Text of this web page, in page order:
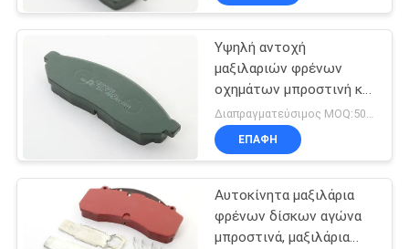
Υψηλή αντοχή
μαξιλαριών φρένων
οχημάτων μπροστινή και
πίσω ημι - μεταλλικό
υλικό
Διαπραγματεύσιμος MOQ:50 σύνολα
ΕΠΑΦΉ
Αυτοκίνητα μαξιλάρια
φρένων δίσκων αγώνα
μπροστινά, μαξιλάρια